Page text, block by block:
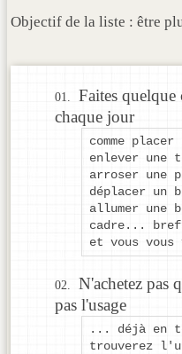
Objectif de la liste : être
Faites
chaque jour
comme
enlever une
arroser une
déplacer un
allumer une
cadre...
et vous vous
N'achetez pas
pas l'usage
... déjà en
trouverez